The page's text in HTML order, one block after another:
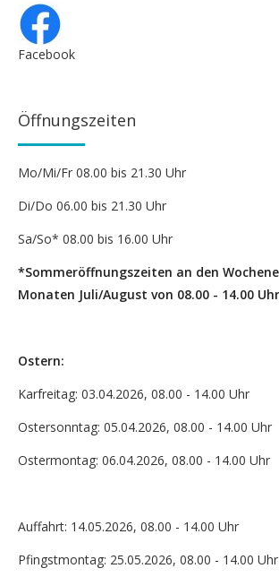
Facebook
Öffnungszeiten
Mo/Mi/Fr 08.00 bis 21.30 Uhr
Di/Do 06.00 bis 21.30 Uhr
Sa/So* 08.00 bis 16.00 Uhr
*Sommeröffnungszeiten an den
Monaten Juli/August von 08.00 - 14.00
Ostern:
Karfreitag: 03.04.2026, 08.00 - 14.00 Uhr
Ostersonntag: 05.04.2026, 08.00 - 14.00 Uhr
Ostermontag: 06.04.2026, 08.00 - 14.00 Uhr
Auffahrt: 14.05.2026, 08.00 - 14.00 Uhr
Pfingstmontag: 25.05.2026, 08.00 - 14.00 Uhr